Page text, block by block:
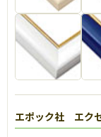
エポック社 エク